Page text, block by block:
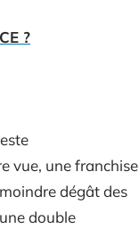
?
vue, une franchise
dégât des
double